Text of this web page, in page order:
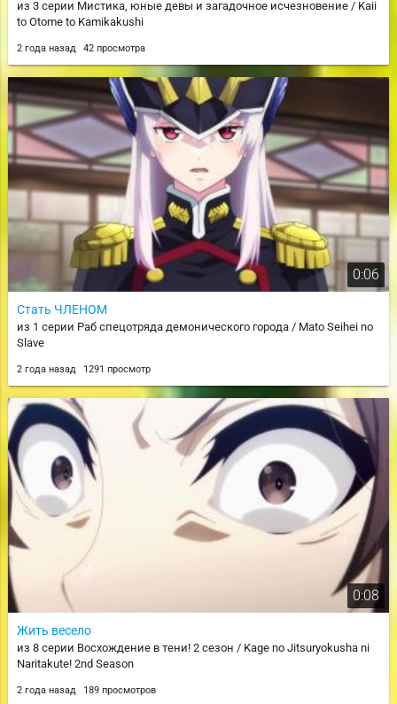
из 3 серии Мистика, юные девы и загадочное исчезновение / Kaii
to Otome to Kamikakushi
2 года назад 42 просмотра
0:06
Стать ЧЛЕНОМ
из 1 серии Раб спецотряда демонического города / Mato Seihei no
Slave
2 года назад 1291 просмотр
0:08
Жить весело
из 8 серии Восхождение в тени! 2 сезон / Kage no Jitsuryokusha ni
Naritakute! 2nd Season
2 года назад 189 просмотров